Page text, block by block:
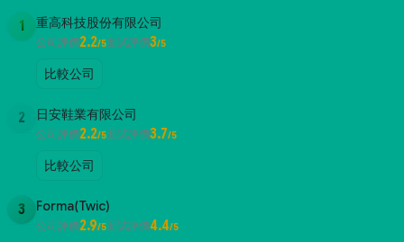
1 重高科技股份有限公司
公司評價2.2/5面試評價3/5
比較公司
2 日安鞋業有限公司
公司評價2.2/5面試評價3.7/5
比較公司
3 Forma(Twic)
公司評價2.9/5面試評價4.4/5